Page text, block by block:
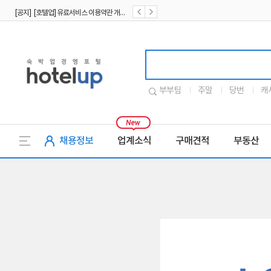
부부팀 주말 당번 캐
채용정보 업계소식 구매견적 부동산